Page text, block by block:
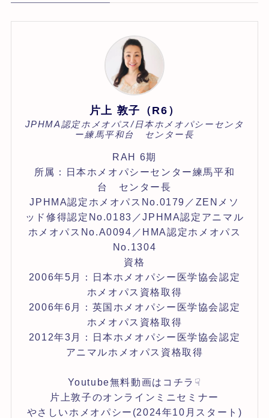
片上 敦子（R6）
JPHMA認定ホメオパス/日本ホメオパシーセンタ
ー練馬平和台 センター長
RAH 6期
所属：日本ホメオパシーセンター練馬平和
台 センター長
JPHMA認定ホメオパスNo.0179／ZENメソ
ッド修得認定No.0183／JPHMA認定アニマル
ホメオパスNo.A0094／HMA認定ホメオパス
No.1304
資格
2006年5月：日本ホメオパシー医学協会認定
ホメオパス資格取得
2006年6月：英国ホメオパシー医学協会認定
ホメオパス資格取得
2012年3月：日本ホメオパシー医学協会認定
アニマルホメオパス資格取得
Youtube無料動画はコチラ☟
片上敦子のオンラインミニセミナー
やさしいホメオパシー(2024年10月スタート)